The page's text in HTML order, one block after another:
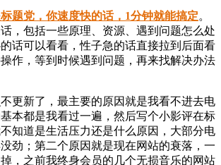
题党，你速度快的话，1分钟就能搞定。
，包括一些原理、资源、遇到问题怎么处
话可以看看，性子急的话直接拉到后面看
作，等到时候遇到问题，再来找解决办法
新了，最主要的原因就是我看不进去电
本都是我看过一遍，然后写个小影评在标
知道是生活压力还是什么原因，大部分电
劲；第二个原因就是现在网站的衰落，一
，之前我终身会员的几个无损音乐的网站